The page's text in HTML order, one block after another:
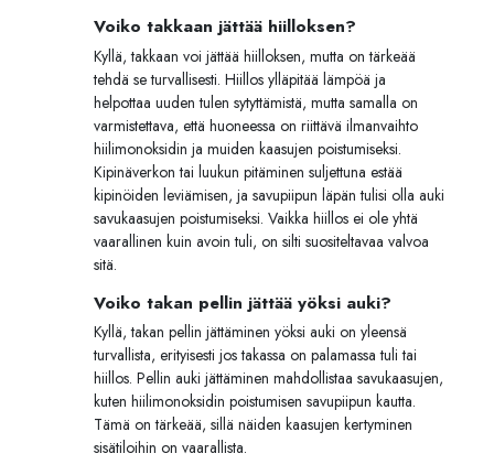
Voiko takkaan jättää hiilloksen?
Kyllä, takkaan voi jättää hiilloksen, mutta on tärkeää
tehdä se turvallisesti. Hiillos ylläpitää lämpöä ja
helpottaa uuden tulen sytyttämistä, mutta samalla on
varmistettava, että huoneessa on riittävä ilmanvaihto
hiilimonoksidin ja muiden kaasujen poistumiseksi.
Kipinäverkon tai luukun pitäminen suljettuna estää
kipinöiden leviämisen, ja savupiipun läpän tulisi olla auki
savukaasujen poistumiseksi. Vaikka hiillos ei ole yhtä
vaarallinen kuin avoin tuli, on silti suositeltavaa valvoa
sitä.
Voiko takan pellin jättää yöksi auki?
Kyllä, takan pellin jättäminen yöksi auki on yleensä
turvallista, erityisesti jos takassa on palamassa tuli tai
hiillos. Pellin auki jättäminen mahdollistaa savukaasujen,
kuten hiilimonoksidin poistumisen savupiipun kautta.
Tämä on tärkeää, sillä näiden kaasujen kertyminen
sisätiloihin on vaarallista.